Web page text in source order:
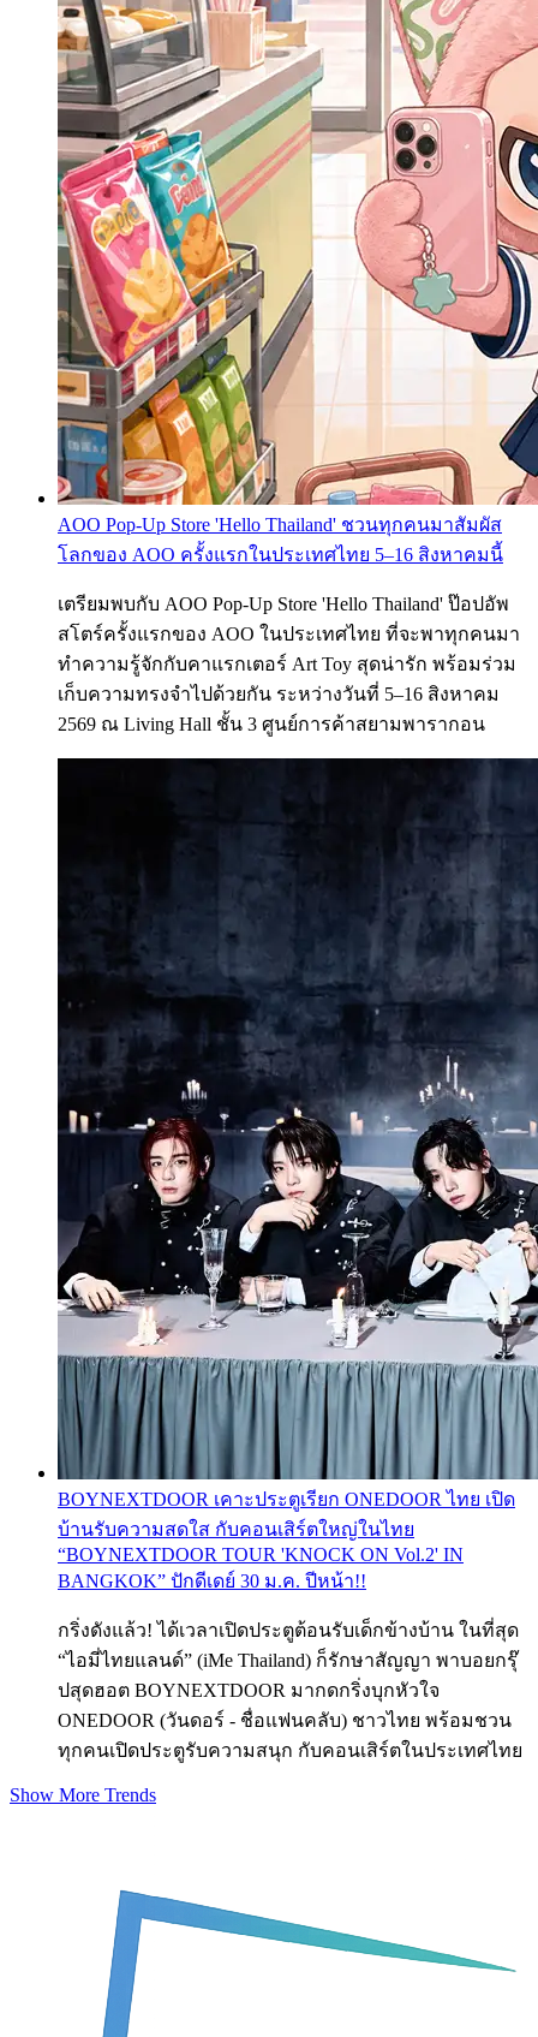
AOO Pop-Up Store 'Hello Thailand' ชวนทุกคนมาสัมผัส
โลกของ AOO ครั้งแรกในประเทศไทย 5–16 สิงหาคมนี้
เตรียมพบกับ AOO Pop-Up Store 'Hello Thailand' ป๊อปอัพ
สโตร์ครั้งแรกของ AOO ในประเทศไทย ที่จะพาทุกคนมา
ทำความรู้จักกับคาแรกเตอร์ Art Toy สุดน่ารัก พร้อมร่วม
เก็บความทรงจำไปด้วยกัน ระหว่างวันที่ 5–16 สิงหาคม
2569 ณ Living Hall ชั้น 3 ศูนย์การค้าสยามพารากอน
BOYNEXTDOOR เคาะประตูเรียก ONEDOOR ไทย เปิด
บ้านรับความสดใส กับคอนเสิร์ตใหญ่ในไทย
“BOYNEXTDOOR TOUR 'KNOCK ON Vol.2' IN
BANGKOK” ปักดีเดย์ 30 ม.ค. ปีหน้า!!
กริ่งดังแล้ว! ได้เวลาเปิดประตูต้อนรับเด็กข้างบ้าน ในที่สุด
“ไอมี่ไทยแลนด์” (iMe Thailand) ก็รักษาสัญญา พาบอยกรุ๊
ปสุดฮอต BOYNEXTDOOR มากดกริ่งบุกหัวใจ
ONEDOOR (วันดอร์ - ชื่อแฟนคลับ) ชาวไทย พร้อมชวน
ทุกคนเปิดประตูรับความสนุก กับคอนเสิร์ตในประเทศไทย
Show More Trends